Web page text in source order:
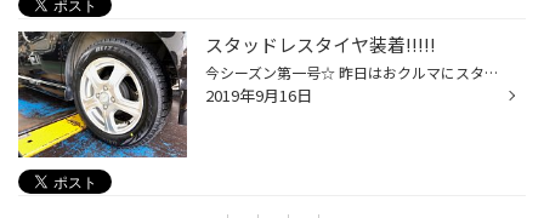
スタッドレスタイヤ装着!!!!!
今シーズン第一号☆ 昨日はおクルマにスタッドレスタイヤ装着させていただきました♪ じゃん！！ なんと!!２台のおクルマに取付作業させていただきましたよ！！ 週末使用など、なかなか走られないお客様でしたので、 早めの取付作業をさせていただきましたよ（＾▽＾）/ スタッドレスの新品タイヤは、...
2019年9月16日